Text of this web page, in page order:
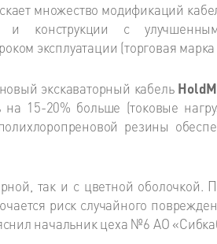
множество модификаций
конструкции с
эксплуатации (торговая
экскаваторный кабель
на 15-20% больше (токовые
резины
так и с цветной оболочкой.
риск случайного
начальник цеха №6 АО